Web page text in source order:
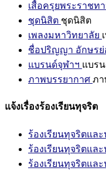
เสื้อครุยพระราชท
ชุดนิสิต ชุดนิสิต
เพลงมหาวิทยาลัย
ชื่อปริญญา อักษร
แบรนด์จุฬาฯ แบร
ภาพบรรยากาศ ภา
แจ้งเรื่องร้องเรียนทุจริต
ร้องเรียนทุจริตแล
ร้องเรียนทุจริตแล
ร้องเรียนทุจริตแล